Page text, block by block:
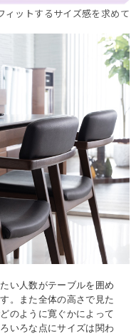
ィットするサイズ感を求めて
い人数がテーブルを囲め
。また全体の高さで見た
のように寛ぐかによって
いろな点にサイズは関わ